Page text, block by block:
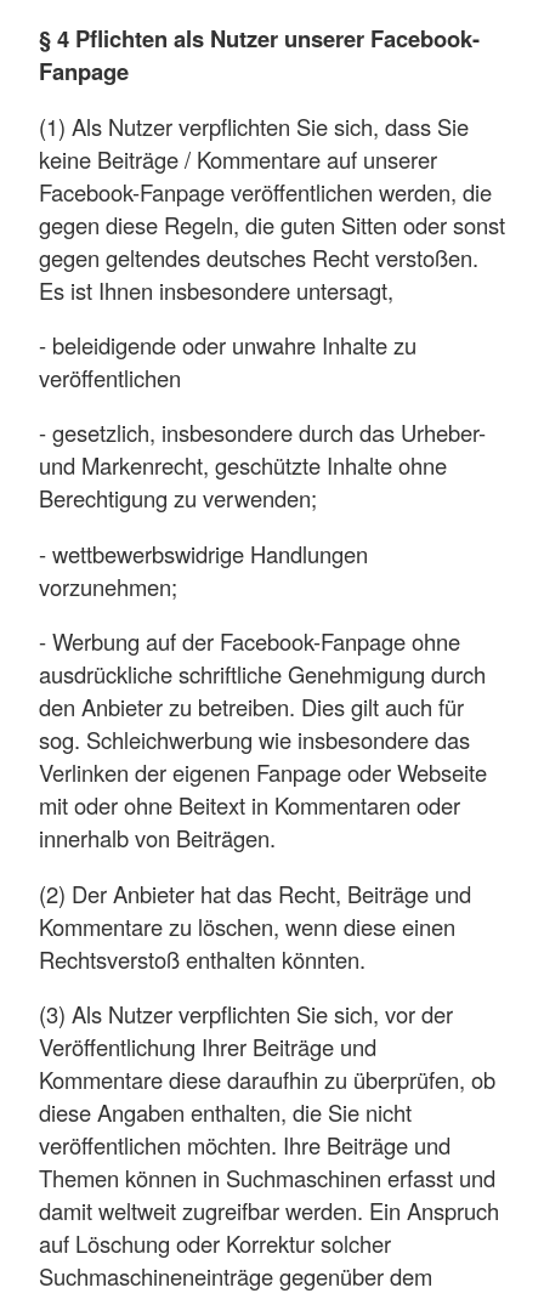
§ 4 Pflichten als Nutzer unserer Facebook-
Fanpage
(1) Als Nutzer verpflichten Sie sich, dass Sie
keine Beiträge / Kommentare auf unserer
Facebook-Fanpage veröffentlichen werden, die
gegen diese Regeln, die guten Sitten oder sonst
gegen geltendes deutsches Recht verstoßen.
Es ist Ihnen insbesondere untersagt,
- beleidigende oder unwahre Inhalte zu
veröffentlichen
- gesetzlich, insbesondere durch das Urheber-
und Markenrecht, geschützte Inhalte ohne
Berechtigung zu verwenden;
- wettbewerbswidrige Handlungen
vorzunehmen;
- Werbung auf der Facebook-Fanpage ohne
ausdrückliche schriftliche Genehmigung durch
den Anbieter zu betreiben. Dies gilt auch für
sog. Schleichwerbung wie insbesondere das
Verlinken der eigenen Fanpage oder Webseite
mit oder ohne Beitext in Kommentaren oder
innerhalb von Beiträgen.
(2) Der Anbieter hat das Recht, Beiträge und
Kommentare zu löschen, wenn diese einen
Rechtsverstoß enthalten könnten.
(3) Als Nutzer verpflichten Sie sich, vor der
Veröffentlichung Ihrer Beiträge und
Kommentare diese daraufhin zu überprüfen, ob
diese Angaben enthalten, die Sie nicht
veröffentlichen möchten. Ihre Beiträge und
Themen können in Suchmaschinen erfasst und
damit weltweit zugreifbar werden. Ein Anspruch
auf Löschung oder Korrektur solcher
Suchmaschineneinträge gegenüber dem